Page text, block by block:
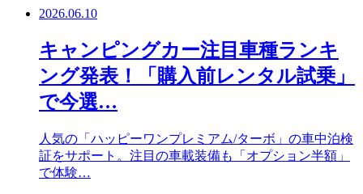
2026.06.10
キャンピングカー注目車種ランキ
ング発表！「購入前レンタル試乗」
で今選…
人気の「ハッピーワンプレミアム/ターボ」の車中泊検
証をサポート。注目の車載装備も「オプション半額」
で体験…